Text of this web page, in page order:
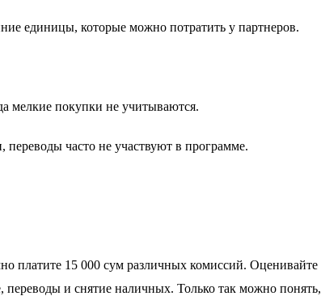
единицы, которые можно потратить у партнеров.
мелкие покупки не учитываются.
часто не участвуют в программе.
платите 15 000 сум различных комиссий. Оценивайте
и снятие наличных. Только так можно понять,